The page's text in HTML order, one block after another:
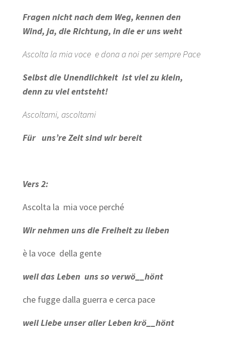
Fragen nicht nach dem Weg, kennen den
Wind, ja, die Richtung, in die er uns weht
Ascolta la mia voce e dona a noi per sempre Pace
Selbst die Unendlichkeit ist viel zu klein,
denn zu viel entsteht!
Ascoltami, ascoltami
Für uns’re Zeitsind wir bereit
Vers 2:
Ascolta la mia voce perché
Wir nehmen uns die Freiheit zu lieben
è la voce della gente
weil das Leben uns so verwö__hönt
che fugge dalla guerra e cerca pace
weil Liebe unser allerLeben krö__hönt